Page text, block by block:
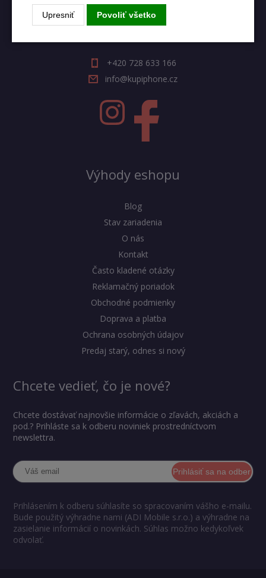
Rýchly kontakt
+420 728 633 166
info@kupiphone.cz
Výhody eshopu
Blog
Stav zariadenia
O nás
Kontakt
Často kladené otázky
Reklamačný poriadok
Obchodné podmienky
Doprava a platba
Ochrana osobných údajov
Predaj starý, odnes si nový
Chcete vedieť, čo je nové?
Chcete dostávať najnovšie informácie o zľavách, akciách a
pod.? Prihláste sa k odberu noviniek prostredníctvom
newslettra.
Prihlásiť sa na odber
Prihlásením k odberu súhlasíte so spracovaním vášho e-mailu.
Bude použitý výhradne nami (ADI Mobile s.r.o.) a výhradne na
zasielanie informácií o novinkách. Súhlas možno kedykoľvek
odvolať.
Upresniť Povoliť všetko